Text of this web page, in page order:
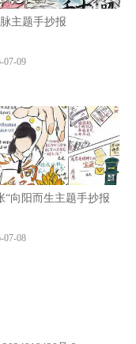
主题手抄报
07-09
“向阳而生主题手抄报
07-08